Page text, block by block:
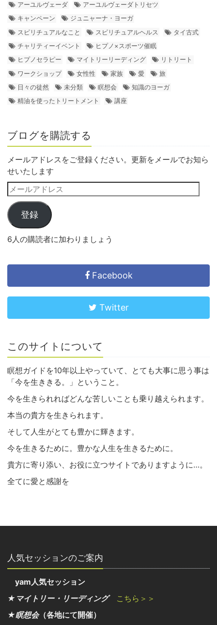
アーユルヴェーダ
アーユルヴェーダトリセツ
キャンペーン
ジュニャーナ・ヨーガ
スピリチュアルなこと
スピリチュアルヘルス
タイ古式
チャリティーイベント
ヒプノ×スポーツ催眠
ヒプノセラピー
マイトリーリーディング
リトリート
ワークショップ
女性性 家族 愛
旅
日々の徒然
未分類 瞑想会
知識のヨーガ
精油を使ったトリートメント
講座
ブログを購読する
メールアドレスをご登録ください。更新をメールでお知ら
せいたします
登録
6人の購読者に加わりましょう
Facebook
Twitter
このサイトについて
瞑想ガイドを10年以上やっていて、とても大事に思う事は
「今を生ききる。」ということ。
今を生きられればどんな苦しいことも乗り越えられます。
本当の貴方を生きられます。
そして人生がとても豊かに輝きます。
今を生きるために。豊かな人生を生きるために。
貴方に寄り添い、お役に立つサイトでありますように…。
全てに愛と感謝を
人気セッションのご案内
yam人気セッション
★マイトリー・リーディング
こちら＞＞
★瞑想会（各地にて開催）